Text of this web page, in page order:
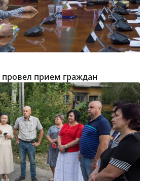
прием граждан